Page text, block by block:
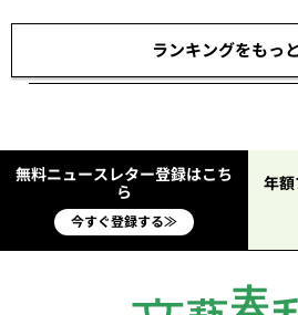
ランキングをもっ
無料ニュースレター登録はこち
ら
今すぐ登録する≫
年